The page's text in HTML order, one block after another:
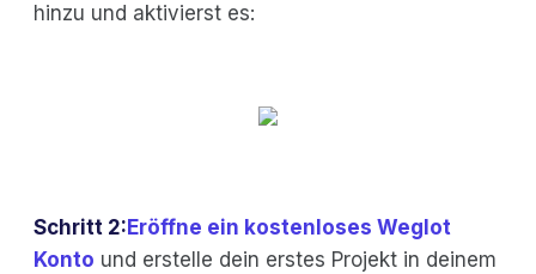
hinzu und aktivierst es:
Schritt 2: Eröffne ein kostenloses Weglot
Konto und erstelle dein erstes Projekt in deinem